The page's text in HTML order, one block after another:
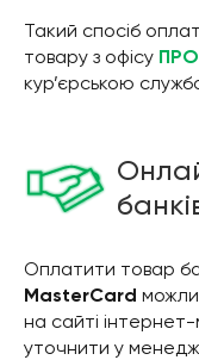
Такий спосіб
товару з офісу
кур’єрською
Оплатити товар
MasterCard
на сайті
уточнити у